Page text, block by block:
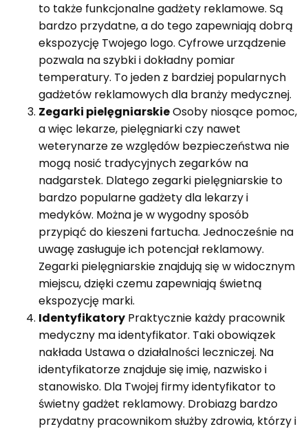
to także funkcjonalne gadżety reklamowe. Są
bardzo przydatne, a do tego zapewniają dobrą
ekspozycję Twojego logo. Cyfrowe urządzenie
pozwala na szybki i dokładny pomiar
temperatury. To jeden z bardziej popularnych
gadżetów reklamowych dla branży medycznej.
Zegarki pielęgniarskieOsoby niosące pomoc,
a więc lekarze, pielęgniarki czy nawet
weterynarze ze względów bezpieczeństwa nie
mogą nosić tradycyjnych zegarków na
nadgarstek. Dlatego zegarki pielęgniarskie to
bardzo popularne gadżety dla lekarzy i
medyków. Można je w wygodny sposób
przypiąć do kieszeni fartucha. Jednocześnie na
uwagę zasługuje ich potencjał reklamowy.
Zegarki pielęgniarskie znajdują się w widocznym
miejscu, dzięki czemu zapewniają świetną
ekspozycję marki.
Identyfikatory Praktycznie każdy pracownik
medyczny ma identyfikator. Taki obowiązek
nakłada Ustawa o działalności leczniczej. Na
identyfikatorze znajduje się imię, nazwisko i
stanowisko. Dla Twojej firmy identyfikator to
świetny gadżet reklamowy. Drobiazg bardzo
przydatny pracownikom służby zdrowia, którzy i